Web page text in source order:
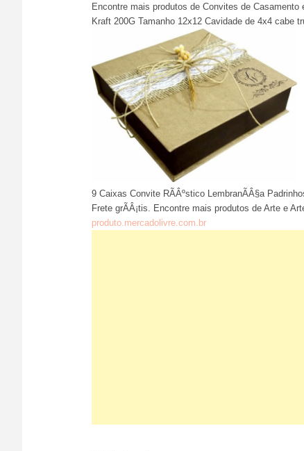
Encontre mais produtos de Convites de
Kraft 200G Tamanho 12x12 Cavidade de 4x4 cabe
9 Caixas Convite RÃÂºstico LembranÃÂ§a
Frete grÃÂ¡tis. Encontre mais produtos de Arte e
produto.mercadolivre.com.br